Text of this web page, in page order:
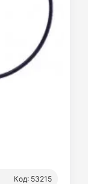
Код: 53215